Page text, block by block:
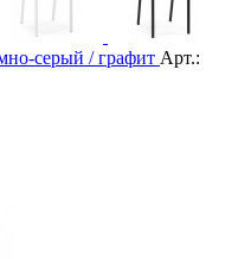
серый / графит Арт.: